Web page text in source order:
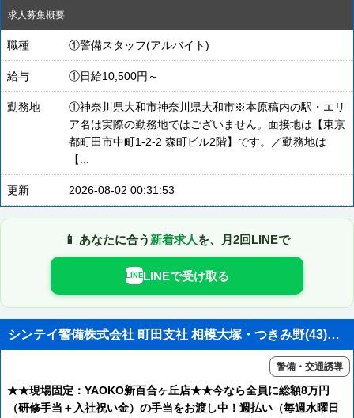
求人募集概要
職種 ①警備スタッフ(アルバイト)
給与 ①日給10,500円～
勤務地
①神奈川県大和市神奈川県大和市※本原稿内の駅・エリ
ア名は実際の勤務地ではございません。面接地は【東京
都町田市中町1-2-2 森町ビル2階】です。／勤務地は
【...
更新 2026-08-02 00:31:53
📱 あなたに合う 新着求人を、月2回LINEで
LINELINEで受け取る
シンテイ警備株式会社 町田支社 相模大塚・つきみ野(43)エリア/A3203200109
警備・交通誘導
★★現場固定：YAOKO新百合ヶ丘店★★今なら全員に総額8万円
（研修手当＋入社祝い金）の手当をお渡し中！週払い（毎週水曜日